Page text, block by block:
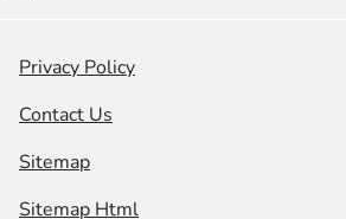
Privacy Policy
Contact Us
Sitemap
Sitemap Html